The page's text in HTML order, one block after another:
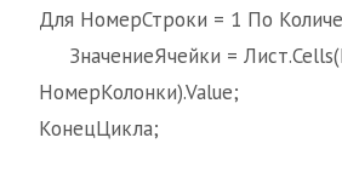
Для НомерСтроки = 1 По
ЗначениеЯчейки =
НомерКолонки).Value;
КонецЦикла;